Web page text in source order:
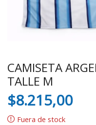
CAMISETA
TALLE M
$8.215,00
Fuera de stock